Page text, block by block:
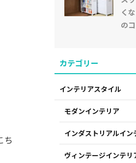
ち
く
の
カテゴリー
インテリアスタイル
モダンインテリア
インダストリアルイン
ヴィンテージインテリ